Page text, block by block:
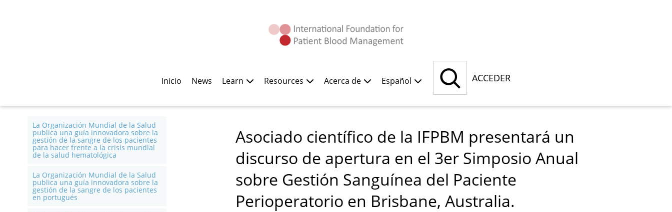
Inicio News Learn Resources Acerca de Español
Buscar
ACCEDER
La Organización Mundial de la Salud
publica una guía innovadora sobre la
gestión de la sangre de los pacientes
para hacer frente a la crisis mundial
de la salud hematológica
La Organización Mundial de la Salud
publica una guía innovadora sobre la
gestión de la sangre de los pacientes
en portugués
Asociado científico de la IFPBM presentará un
discurso de apertura en el 3er Simposio Anual
sobre Gestión Sanguínea del Paciente
Perioperatorio en Brisbane, Australia.